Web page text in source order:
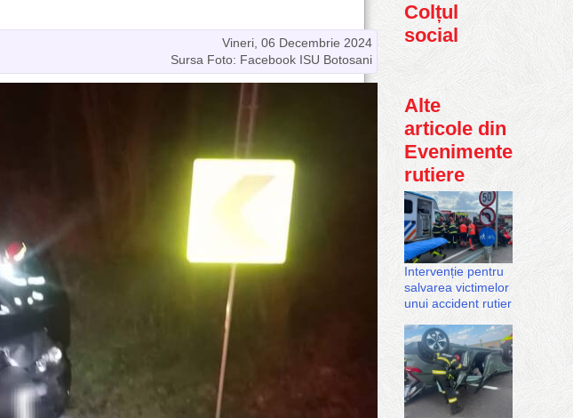
Vineri, 06 Decembrie 2024
Sursa Foto: Facebook ISU Botosani
Colțul
social
Alte
articole din
Evenimente
rutiere
Intervenție pentru
salvarea victimelor
unui accident rutier